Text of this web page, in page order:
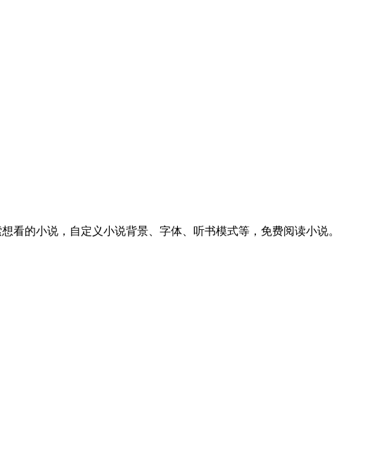
看的小说，自定义小说背景、字体、听书模式等，免费阅读小说。